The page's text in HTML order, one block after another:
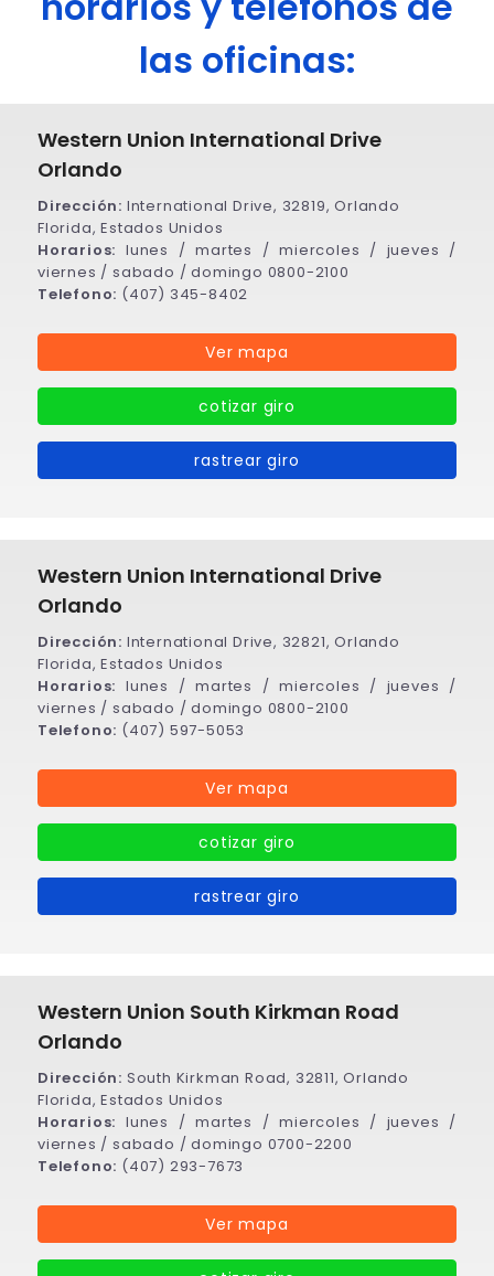
las oficinas:
Western Union International Drive
Orlando
Dirección: International Drive, 32819, Orlando
Florida, Estados Unidos
Horarios: lunes / martes / miercoles / jueves /
viernes / sabado / domingo 0800-2100
Telefono: (407) 345-8402
Ver mapa
cotizar giro
rastrear giro
Western Union International Drive
Orlando
Dirección: International Drive, 32821, Orlando
Florida, Estados Unidos
Horarios: lunes / martes / miercoles / jueves /
viernes / sabado / domingo 0800-2100
Telefono: (407) 597-5053
Ver mapa
cotizar giro
rastrear giro
Western Union South Kirkman Road
Orlando
Dirección: South Kirkman Road, 32811, Orlando
Florida, Estados Unidos
Horarios: lunes / martes / miercoles / jueves /
viernes / sabado / domingo 0700-2200
Telefono: (407) 293-7673
Ver mapa